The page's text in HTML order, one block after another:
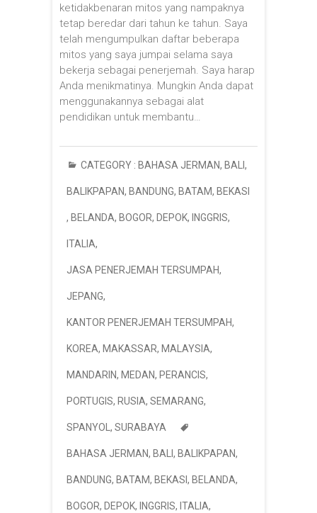
ketidakbenaran mitos yang nampaknya
tetap beredar dari tahun ke tahun. Saya
telah mengumpulkan daftar beberapa
mitos yang saya jumpai selama saya
bekerja sebagai penerjemah. Saya harap
Anda menikmatinya. Mungkin Anda dapat
menggunakannya sebagai alat
pendidikan untuk membantu…
CATEGORY : BAHASA JERMAN, BALI,
BALIKPAPAN, BANDUNG, BATAM, BEKASI
, BELANDA, BOGOR, DEPOK, INGGRIS,
ITALIA,
JASA PENERJEMAH TERSUMPAH,
JEPANG,
KANTOR PENERJEMAH TERSUMPAH,
KOREA, MAKASSAR, MALAYSIA,
MANDARIN, MEDAN, PERANCIS,
PORTUGIS, RUSIA, SEMARANG,
SPANYOL, SURABAYA
BAHASA JERMAN, BALI, BALIKPAPAN,
BANDUNG, BATAM, BEKASI , BELANDA,
BOGOR, DEPOK, INGGRIS, ITALIA,